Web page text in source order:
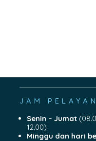
JAM
Senin – Jumat
12.00)
Minggu dan hari